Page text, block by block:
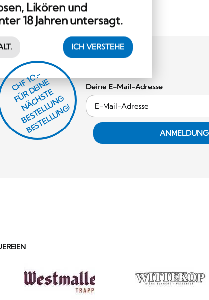
Likören und
18 Jahren untersagt.
ICH VERSTEHE
CHF 1O.-
F
Ü
R
D
EI
N
E
N
Ä
C
H
S
T
E
B
E
S
T
E
L
L
U
N
G
B
E
S
T
E
L
L
U
N
G!
Deine E-Mail-Adresse
ANMELDUNG